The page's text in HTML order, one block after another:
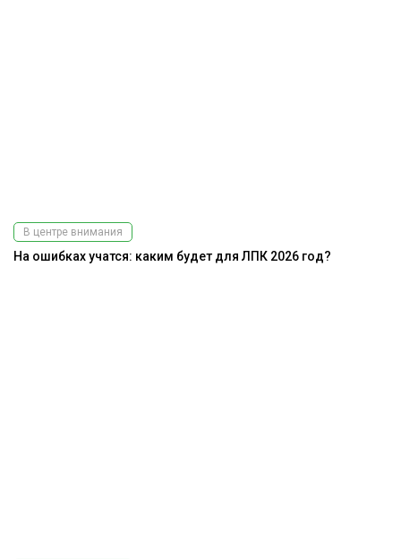
В центре внимания
На ошибках учатся: каким будет для ЛПК 2026 год?